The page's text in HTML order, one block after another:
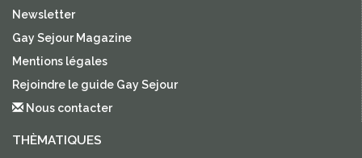
Newsletter
Gay Sejour Magazine
Mentions légales
Rejoindre le guide Gay Sejour
Nous contacter
THÈMATIQUES